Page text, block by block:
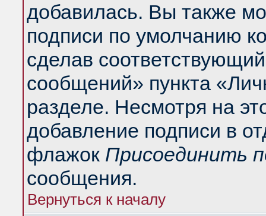
добавилась. Вы также
подписи по умолчанию
сделав
сообщений» пункта
разделе. Несмотря на
добавление подписи в
флажок Присоединить
сообщения.
Вернуться к началу